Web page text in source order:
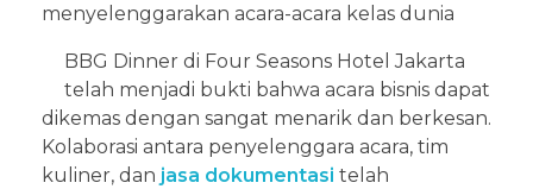
menyelenggarakan acara-acara kelas dunia
BBG Dinner di Four Seasons Hotel Jakarta
telah menjadi bukti bahwa acara bisnis dapat
dikemas dengan sangat menarik dan berkesan.
Kolaborasi antara penyelenggara acara, tim
kuliner, dan jasa dokumentasi telah